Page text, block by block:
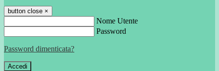
button close ×
Nome Utente
Password
Password dimenticata?